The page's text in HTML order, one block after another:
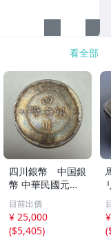
看全部
四川銀幣 中国銀
幣 中華民國元年
軍政府造 壹圓 古
銭 銀貨 アンティ
ーク
目前出價
¥ 25,000
($5,405)
(